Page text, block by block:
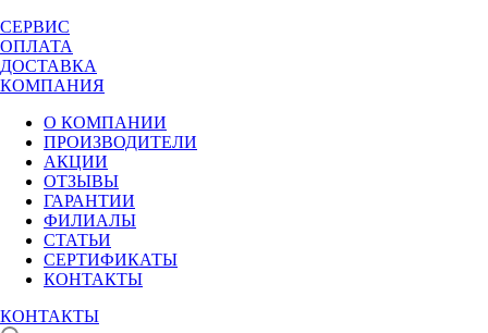
СЕРВИС
ОПЛАТА
ДОСТАВКА
КОМПАНИЯ
О КОМПАНИИ
ПРОИЗВОДИТЕЛИ
АКЦИИ
ОТЗЫВЫ
ГАРАНТИИ
ФИЛИАЛЫ
СТАТЬИ
СЕРТИФИКАТЫ
КОНТАКТЫ
КОНТАКТЫ